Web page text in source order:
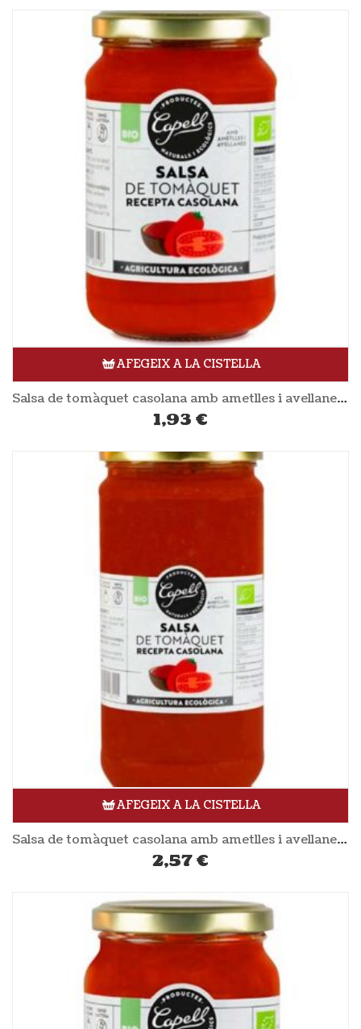
AFEGEIX A LA CISTELLA
Salsa de tomàquet casolana amb ametlles i avellanes 350gr CAPELL
1,93 €
AFEGEIX A LA CISTELLA
Salsa de tomàquet casolana amb ametlles i avellanes 700gr CAPELL
2,57€